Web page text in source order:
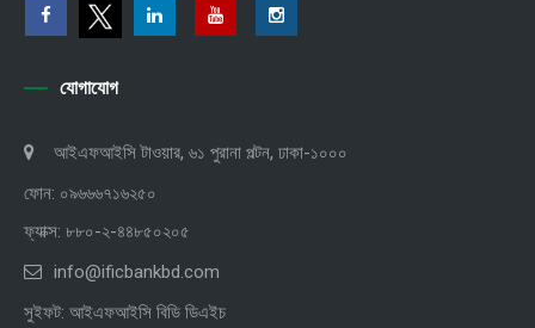
যোগাযোগ
আইএফআইসি টাওয়ার, ৬১ পুরানা পল্টন, ঢাকা-১০০০
ফোন: ০৯৬৬৬৭১৬২৫০
ফ্যাক্স: ৮৮০-২-৪৪৮৫০২০৫
info@ificbankbd.com
সুইফট: আইএফআইসি বিডি ডিএইচ